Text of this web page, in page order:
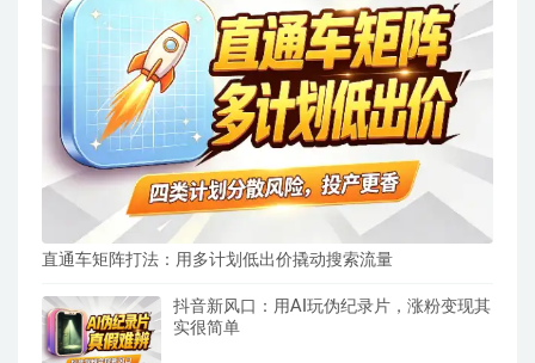
直通车矩阵打法：用多计划低出价撬动搜索流量
抖音新风口：用AI玩伪纪录片，涨粉变现其
实很简单